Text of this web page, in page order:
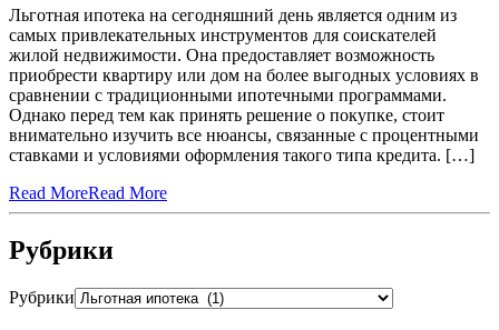
Льготная ипотека на сегодняшний день является одним из
самых привлекательных инструментов для соискателей
жилой недвижимости. Она предоставляет возможность
приобрести квартиру или дом на более выгодных условиях в
сравнении с традиционными ипотечными программами.
Однако перед тем как принять решение о покупке, стоит
внимательно изучить все нюансы, связанные с процентными
ставками и условиями оформления такого типа кредита. […]
Read MoreRead More
Рубрики
Рубрики